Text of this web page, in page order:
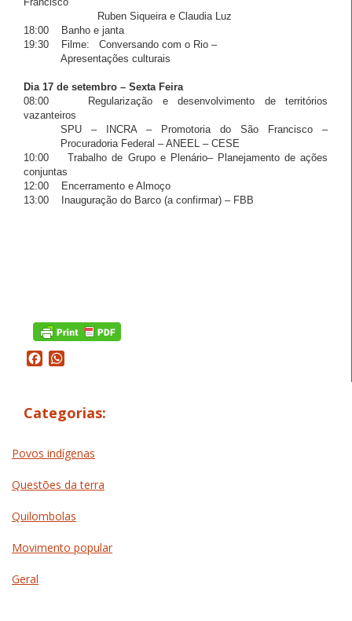
Ruben Siqueira e Claudia Luz
18:00
Banho e janta
19:30
Filme:
Conversando com o Rio –
Apresentações culturais
Dia 17 de setembro – Sexta Feira
08:00
Regularização e desenvolvimento de territórios
vazanteiros
SPU – INCRA – Promotoria do São Francisco –
Procuradoria Federal – ANEEL – CESE
10:00
Trabalho de Grupo e Plenário– Planejamento de ações
conjuntas
12:00
Encerramento e Almoço
13:00
Inauguração do Barco (a confirmar) – FBB
Facebook
Categorias:
Povos indígenas
Questões da terra
Quilombolas
Movimento popular
Geral